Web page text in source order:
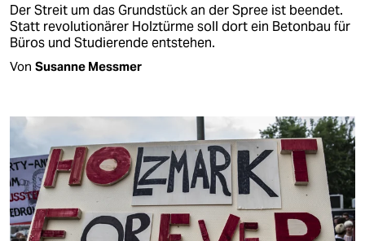
Der Streit um das Grundstück an der Spree ist beendet.
Statt revolutionärer Holztürme soll dort ein Betonbau für
Büros und Studierende entstehen.
Von Susanne Messmer